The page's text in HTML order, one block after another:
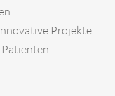
Projekte